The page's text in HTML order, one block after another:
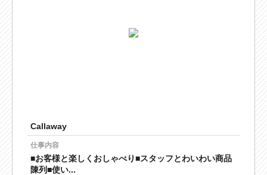
Callaway
仕事内容
■お客様と楽しくおしゃべり■スタッフとわいわい商品
陳列■使い...